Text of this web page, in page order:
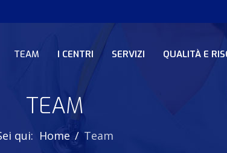
TEAM I CENTRI SERVIZI QUALITÀ E
TEAM
qui: Home Team